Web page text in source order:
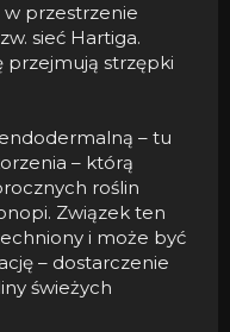
przestrzenie
sieć Hartiga.
przejmują strzępki
– tu
– którą
roślin
Związek ten
i może być
– dostarczenie
świeżych